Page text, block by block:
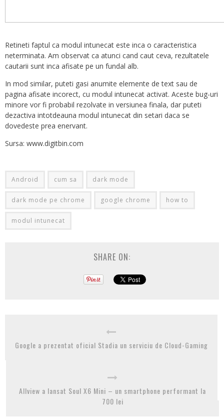
Retineti faptul ca modul intunecat este inca o caracteristica
neterminata. Am observat ca atunci cand caut ceva, rezultatele
cautarii sunt inca afisate pe un fundal alb.
In mod similar, puteti gasi anumite elemente de text sau de
pagina afisate incorect, cu modul intunecat activat. Aceste bug-uri
minore vor fi probabil rezolvate in versiunea finala, dar puteti
dezactiva intotdeauna modul intunecat din setari daca se
dovedeste prea enervant.
Sursa: www.digitbin.com
Android cum sa dark mode
dark mode pe chrome google chrome how to
modul intunecat
SHARE ON:
Google a prezentat oficial Stadia un serviciu de Cloud-Gaming
Allview a lansat Soul X6 Mini – un smartphone performant la
700 lei